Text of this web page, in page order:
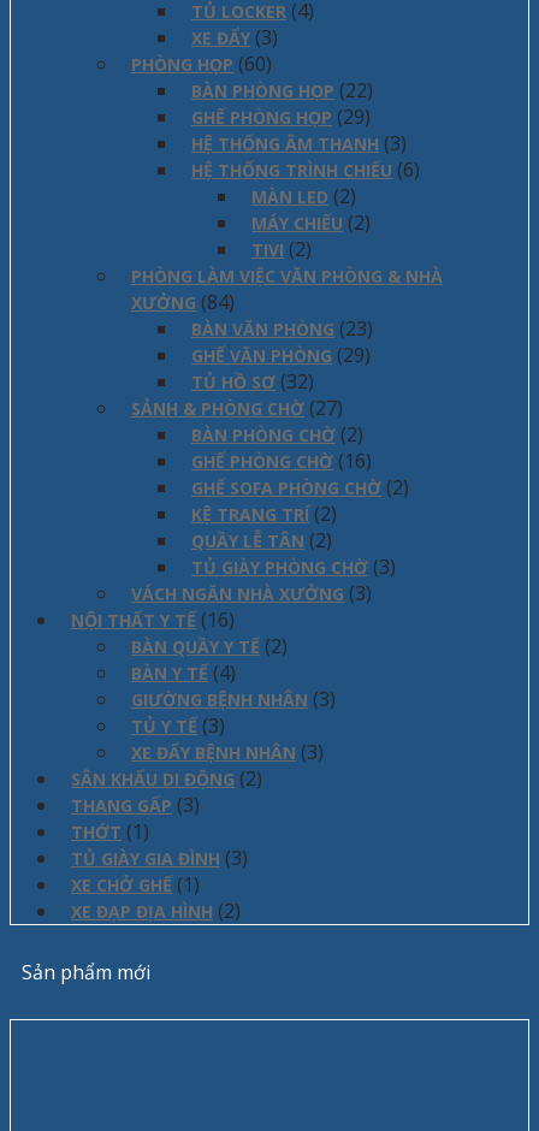
TỦ LOCKER (4)
XE ĐẨY (3)
PHÒNG HỌP (60)
BÀN PHÒNG HỌP (22)
GHẾ PHÒNG HỌP (29)
HỆ THỐNG ÂM THANH (3)
HỆ THỐNG TRÌNH CHIẾU (6)
MÀN LED (2)
MÁY CHIẾU (2)
TIVI (2)
PHÒNG LÀM VIỆC VĂN PHÒNG & NHÀ
XƯỞNG (84)
BÀN VĂN PHÒNG (23)
GHẾ VĂN PHÒNG (29)
TỦ HỒ SƠ (32)
SẢNH & PHÒNG CHỜ (27)
BÀN PHÒNG CHỜ (2)
GHẾ PHÒNG CHỜ (16)
GHẾ SOFA PHÒNG CHỜ (2)
KỆ TRANG TRÍ (2)
QUẦY LỄ TÂN (2)
TỦ GIÀY PHÒNG CHỜ (3)
VÁCH NGĂN NHÀ XƯỞNG (3)
NỘI THẤT Y TẾ (16)
BÀN QUẦY Y TẾ (2)
BÀN Y TẾ (4)
GIƯỜNG BỆNH NHÂN (3)
TỦ Y TẾ (3)
XE ĐẨY BỆNH NHÂN (3)
SÂN KHẤU DI ĐỘNG (2)
THANG GẤP (3)
THỚT (1)
TỦ GIÀY GIA ĐÌNH (3)
XE CHỞ GHẾ (1)
XE ĐẠP ĐỊA HÌNH (2)
Sản phẩm mới